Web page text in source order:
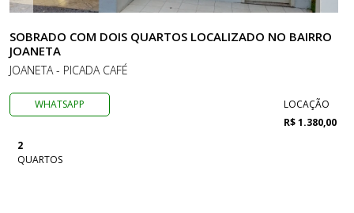
SOBRADO COM DOIS QUARTOS LOCALIZADO NO BAIRRO
JOANETA
JOANETA - PICADA CAFÉ
WHATSAPP
LOCAÇÃO
R$ 1.380,00
2
QUARTOS